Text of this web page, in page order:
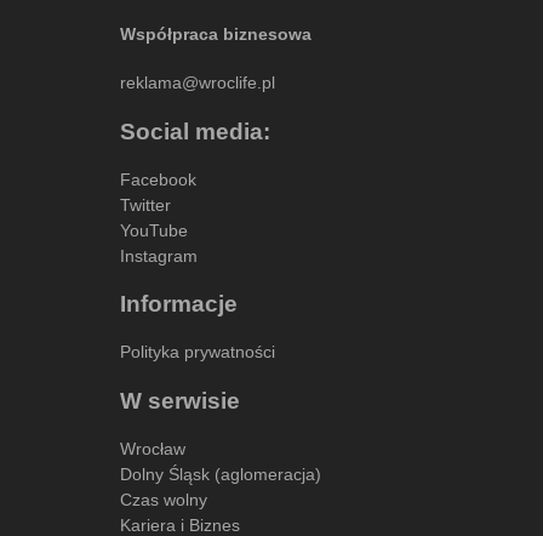
Współpraca biznesowa
reklama@wroclife.pl
Social media:
Facebook
Twitter
YouTube
Instagram
Informacje
Polityka prywatności
W serwisie
Wrocław
Dolny Śląsk (aglomeracja)
Czas wolny
Kariera i Biznes